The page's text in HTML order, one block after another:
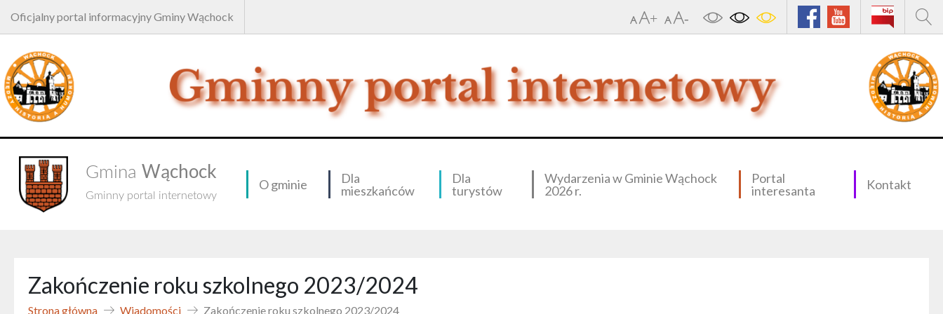
Oficjalny portal informacyjny Gminy Wąchock
Gmina Wąchock
Gminny portal internetowy
O gminie
Dla
mieszkańców
Dla
turystów
Wydarzenia w Gminie Wąchock
2026 r.
Portal
interesanta
Kontakt
Zakończenie roku szkolnego 2023/2024
Strona główna Wiadomości Zakończenie roku szkolnego 2023/2024